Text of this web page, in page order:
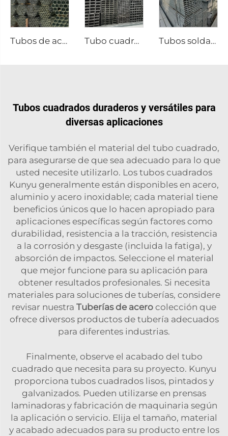
Tubos de acero soldados galvanizados, tubo redondo GI Tubo cuadrado galvanizado, tubo de acero soldado Tubos soldados personalizados de acero inoxidable
Tubos cuadrados duraderos y versátiles para
diversas aplicaciones
Verifique también el material del tubo cuadrado,
para asegurarse de que sea adecuado para lo que
usted necesite utilizarlo. Los tubos cuadrados
Kunyu generalmente están disponibles en acero,
aluminio y acero inoxidable; cada material tiene
beneficios únicos que lo hacen apropiado para
aplicaciones específicas según factores como
durabilidad, resistencia a la tracción, resistencia
a la corrosión y desgaste (incluida la fatiga), y
absorción de impactos. Seleccione el material
que mejor funcione para su aplicación para
obtener resultados profesionales. Si necesita
materiales para soluciones de tuberías, considere
revisar nuestra Tuberías de acero colección que
ofrece diversos productos de tubería adecuados
para diferentes industrias.
Finalmente, observe el acabado del tubo
cuadrado que necesita para su proyecto. Kunyu
proporciona tubos cuadrados lisos, pintados y
galvanizados. Pueden utilizarse en prensas
laminadoras y fabricación de maquinaria según
la aplicación o servicio. Elija el tamaño, material
y acabado adecuados para su producto entre los